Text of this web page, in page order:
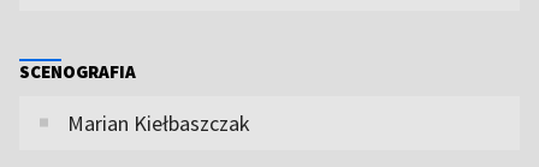
SCENOGRAFIA
Marian Kiełbaszczak